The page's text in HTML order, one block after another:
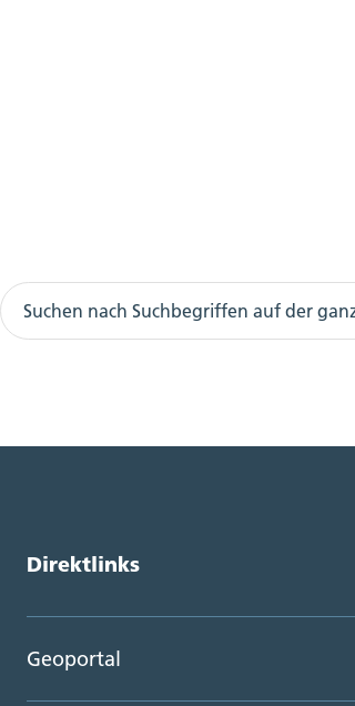
Suchen nach Suchbegriffen auf der
Direktlinks
Geoportal